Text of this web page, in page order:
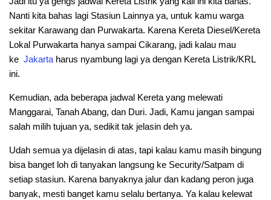
Nanti kita bahas lagi Stasiun Lainnya ya, untuk kamu warga
sekitar Karawang dan Purwakarta. Karena Kereta Diesel/Kereta
Lokal Purwakarta hanya sampai Cikarang, jadi kalau mau
ke Jakarta harus nyambung lagi ya dengan Kereta Listrik/KRL
ini.
Kemudian, ada beberapa jadwal Kereta yang melewati
Manggarai, Tanah Abang, dan Duri. Jadi, Kamu jangan sampai
salah milih tujuan ya, sedikit tak jelasin deh ya.
Udah semua ya dijelasin di atas, tapi kalau kamu masih bingung
bisa banget loh di tanyakan langsung ke Security/Satpam di
setiap stasiun. Karena banyaknya jalur dan kadang peron juga
banyak, mesti banget kamu selalu bertanya. Ya kalau kelewat